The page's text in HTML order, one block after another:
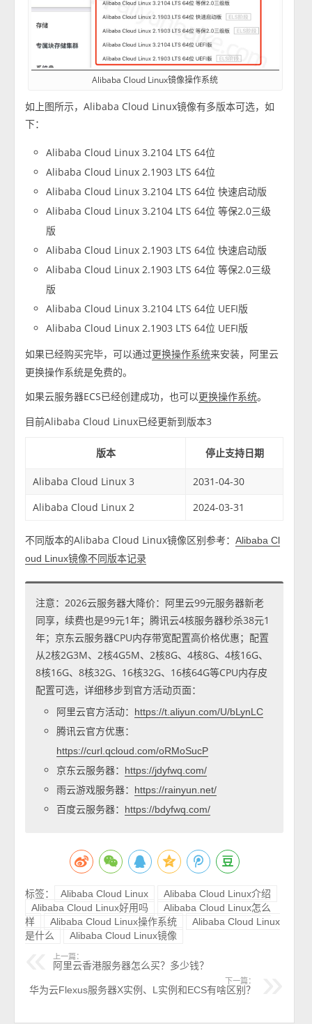
Alibaba Cloud Linux镜像操作系统
如上图所示，Alibaba Cloud Linux镜像有多版本可选，如
下：
Alibaba Cloud Linux 3.2104 LTS 64位
Alibaba Cloud Linux 2.1903 LTS 64位
Alibaba Cloud Linux 3.2104 LTS 64位 快速启动版
Alibaba Cloud Linux 3.2104 LTS 64位 等保2.0三级
版
Alibaba Cloud Linux 2.1903 LTS 64位 快速启动版
Alibaba Cloud Linux 2.1903 LTS 64位 等保2.0三级
版
Alibaba Cloud Linux 3.2104 LTS 64位 UEFI版
Alibaba Cloud Linux 2.1903 LTS 64位 UEFI版
如果已经购买完毕，可以通过更换操作系统来安装，阿里云
更换操作系统是免费的。
如果云服务器ECS已经创建成功，也可以更换操作系统。
目前Alibaba Cloud Linux已经更新到版本3
版本 停止支持日期
Alibaba Cloud Linux 3
2031-04-30
Alibaba Cloud Linux 2
2024-03-31
不同版本的Alibaba Cloud Linux镜像区别参考：Alibaba Cl
oud Linux镜像不同版本记录
注意：2026云服务器大降价：阿里云99元服务器新老
同享，续费也是99元1年；腾讯云4核服务器秒杀38元1
年；京东云服务器CPU内存带宽配置高价格优惠；配置
从2核2G3M、2核4G5M、2核8G、4核8G、4核16G、
8核16G、8核32G、16核32G、16核64G等CPU内存皮
配置可选，详细移步到官方活动页面：
阿里云官方活动：
https://t.aliyun.com/U/bLynLC
腾讯云官方优惠：
https://curl.qcloud.com/oRMoSucP
京东云服务器： https://jdyfwq.com/
雨云游戏服务器： https://rainyun.net/
百度云服务器： https://bdyfwq.com/
标签： Alibaba Cloud Linux
Alibaba Cloud Linux介绍
Alibaba Cloud Linux好用吗
Alibaba Cloud Linux怎么
样
Alibaba Cloud Linux操作系统
Alibaba Cloud Linux
是什么
Alibaba Cloud Linux镜像
上一篇：
阿里云香港服务器怎么买？多少钱？
下一篇：
华为云Flexus服务器X实例、L实例和ECS有啥区别？